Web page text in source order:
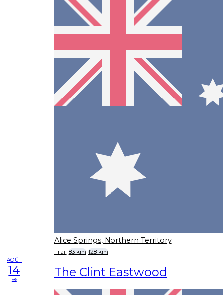
Alice Springs, Northern Territory
Trail 83 km 128 km
AOÛT
14
ve The Clint Eastwood